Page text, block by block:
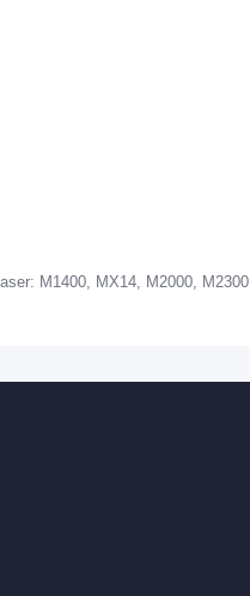
M1400, MX14, M2000, M2300,